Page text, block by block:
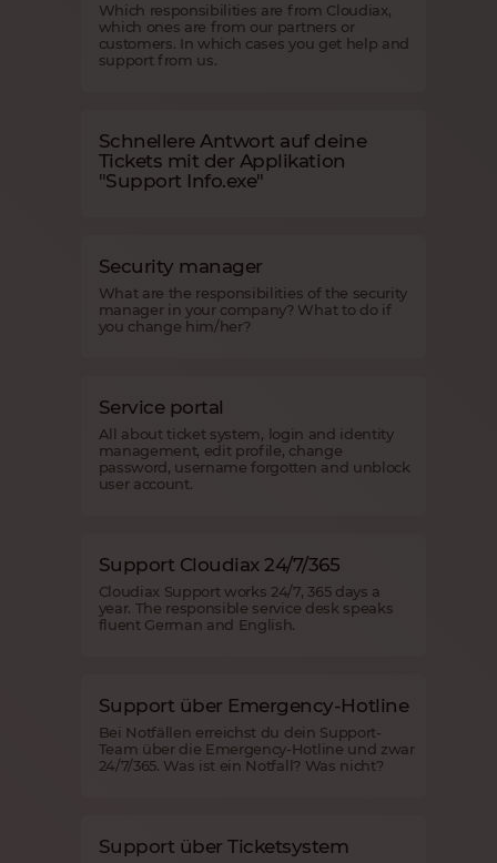
Which responsibilities are from Cloudiax,
which ones are from our partners or
customers. In which cases you get help and
support from us.
Schnellere Antwort auf deine
Tickets mit der Applikation
"Support Info.exe"
Security manager
What are the responsibilities of the security
manager in your company? What to do if
you change him/her?
Service portal
All about ticket system, login and identity
management, edit profile, change
password, username forgotten and unblock
user account.
Support Cloudiax 24/7/365
Cloudiax Support works 24/7, 365 days a
year. The responsible service desk speaks
fluent German and English.
Support über Emergency-Hotline
Bei Notfällen erreichst du dein Support-
Team über die Emergency-Hotline und zwar
24/7/365. Was ist ein Notfall? Was nicht?
Support über Ticketsystem